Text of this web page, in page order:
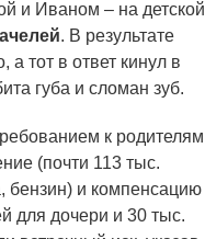
и Иваном – на детской
. В результате
а тот в ответ кинул в
губа и сломан зуб.
к родителям
(почти 113 тыс.
бензин) и компенсацию
для дочери и 30 тыс.